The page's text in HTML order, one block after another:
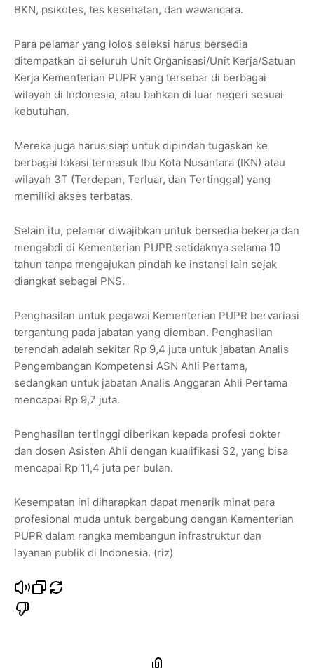
BKN, psikotes, tes kesehatan, dan wawancara.
Para pelamar yang lolos seleksi harus bersedia
ditempatkan di seluruh Unit Organisasi/Unit Kerja/Satuan
Kerja Kementerian PUPR yang tersebar di berbagai
wilayah di Indonesia, atau bahkan di luar negeri sesuai
kebutuhan.
Mereka juga harus siap untuk dipindah tugaskan ke
berbagai lokasi termasuk Ibu Kota Nusantara (IKN) atau
wilayah 3T (Terdepan, Terluar, dan Tertinggal) yang
memiliki akses terbatas.
Selain itu, pelamar diwajibkan untuk bersedia bekerja dan
mengabdi di Kementerian PUPR setidaknya selama 10
tahun tanpa mengajukan pindah ke instansi lain sejak
diangkat sebagai PNS.
Penghasilan untuk pegawai Kementerian PUPR bervariasi
tergantung pada jabatan yang diemban. Penghasilan
terendah adalah sekitar Rp 9,4 juta untuk jabatan Analis
Pengembangan Kompetensi ASN Ahli Pertama,
sedangkan untuk jabatan Analis Anggaran Ahli Pertama
mencapai Rp 9,7 juta.
Penghasilan tertinggi diberikan kepada profesi dokter
dan dosen Asisten Ahli dengan kualifikasi S2, yang bisa
mencapai Rp 11,4 juta per bulan.
Kesempatan ini diharapkan dapat menarik minat para
profesional muda untuk bergabung dengan Kementerian
PUPR dalam rangka membangun infrastruktur dan
layanan publik di Indonesia. (riz)